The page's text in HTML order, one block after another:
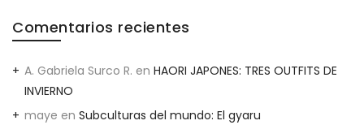
Comentarios recientes
A. Gabriela Surco R. en HAORI JAPONES: TRES OUTFITS DE
INVIERNO
maye en Subculturas del mundo: El gyaru